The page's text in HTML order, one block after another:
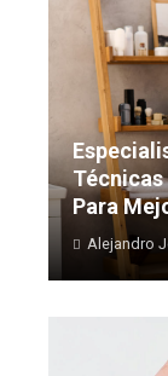
Técnicas
Para
Alejandro